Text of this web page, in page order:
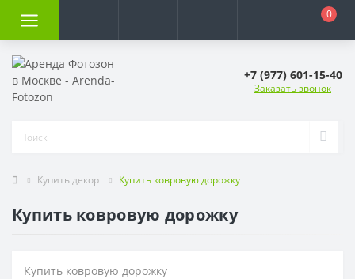
0
+7 (977) 601-15-40
Заказать звонок
Купить декор Купить ковровую дорожку
Купить ковровую дорожку
Купить ковровую дорожку